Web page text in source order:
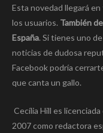
Esta novedad llegará
los usuarios. También
España. Si tienes uno
noticias de dudosa
Facebook podría
que canta un gallo.
Cecília Hill es
2007 como redactora